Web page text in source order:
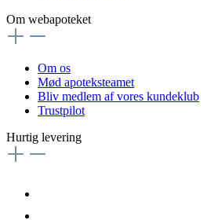
Om webapoteket
Om os
Mød apoteksteamet
Bliv medlem af vores kundeklub
Trustpilot
Hurtig levering